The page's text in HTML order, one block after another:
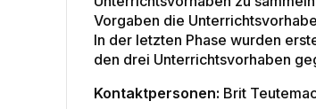
Vorgaben die
In der letzten Phase wurden
den drei Unterrichtsvorhaben
Kontaktpersonen: Brit